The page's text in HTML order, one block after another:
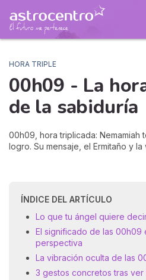
HORA TRIPLE
00h09 - La
de la sabiduría
00h09, hora triplicada: Nemamiah
logro. Su mensaje, el Ermitaño y
ÍNDICE DEL ARTÍCULO
Lo que tu ángel quiere
El significado de las 00h09
perspectiva
La vibración oculta de las
3 gestos concretos tras ver